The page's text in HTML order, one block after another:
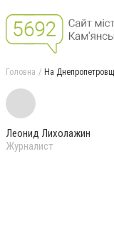
Головна На
Леонид Лихолажин
Журналист